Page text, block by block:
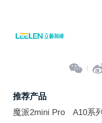

推荐产品
魔派2mini Pro
A10系